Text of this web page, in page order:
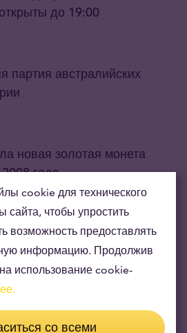
до 19:00
партия австралийских
новая золотая монета
года
первая золотая монета II-й
лунара
монету пробы «пять
cookie для технического
сайта, чтобы упростить
возможность предоставлять
информацию. Продолжив
использование cookie-
со всеми